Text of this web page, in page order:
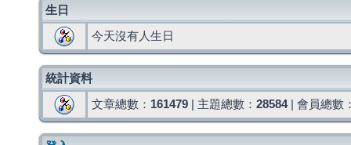
生日
今天沒有人生日
統計資料
文章總數： 161479 | 主題總數： 28584| 會員總數